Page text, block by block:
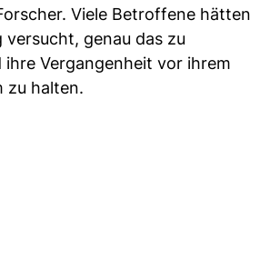
Viele Betroffene hätten
versucht, genau das zu
ihre Vergangenheit vor ihrem
zu halten.